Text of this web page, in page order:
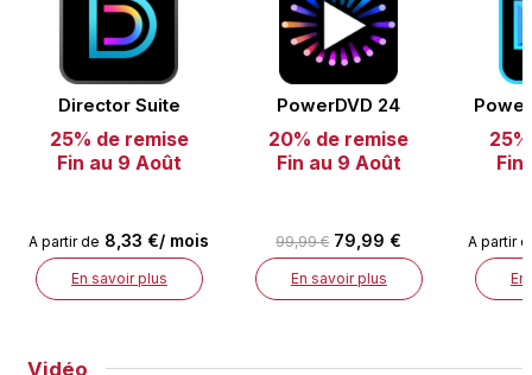
Director Suite
25% de remise
Fin au 9 Août
A partir de 8,33 €/ mois
En savoir plus
PowerDVD 24
20% de remise
Fin au 9 Août
99,99 € 79,99 €
En savoir plus
Fin
A partir
Vidéo